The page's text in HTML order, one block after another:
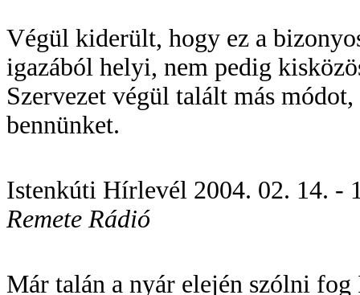
Végül kiderült, hogy ez a
igazából helyi, nem pedig
Szervezet végül talált más
bennünket.
Istenkúti Hírlevél 2004. 02. 14. -
Remete Rádió
Már talán a nyár elején szólni